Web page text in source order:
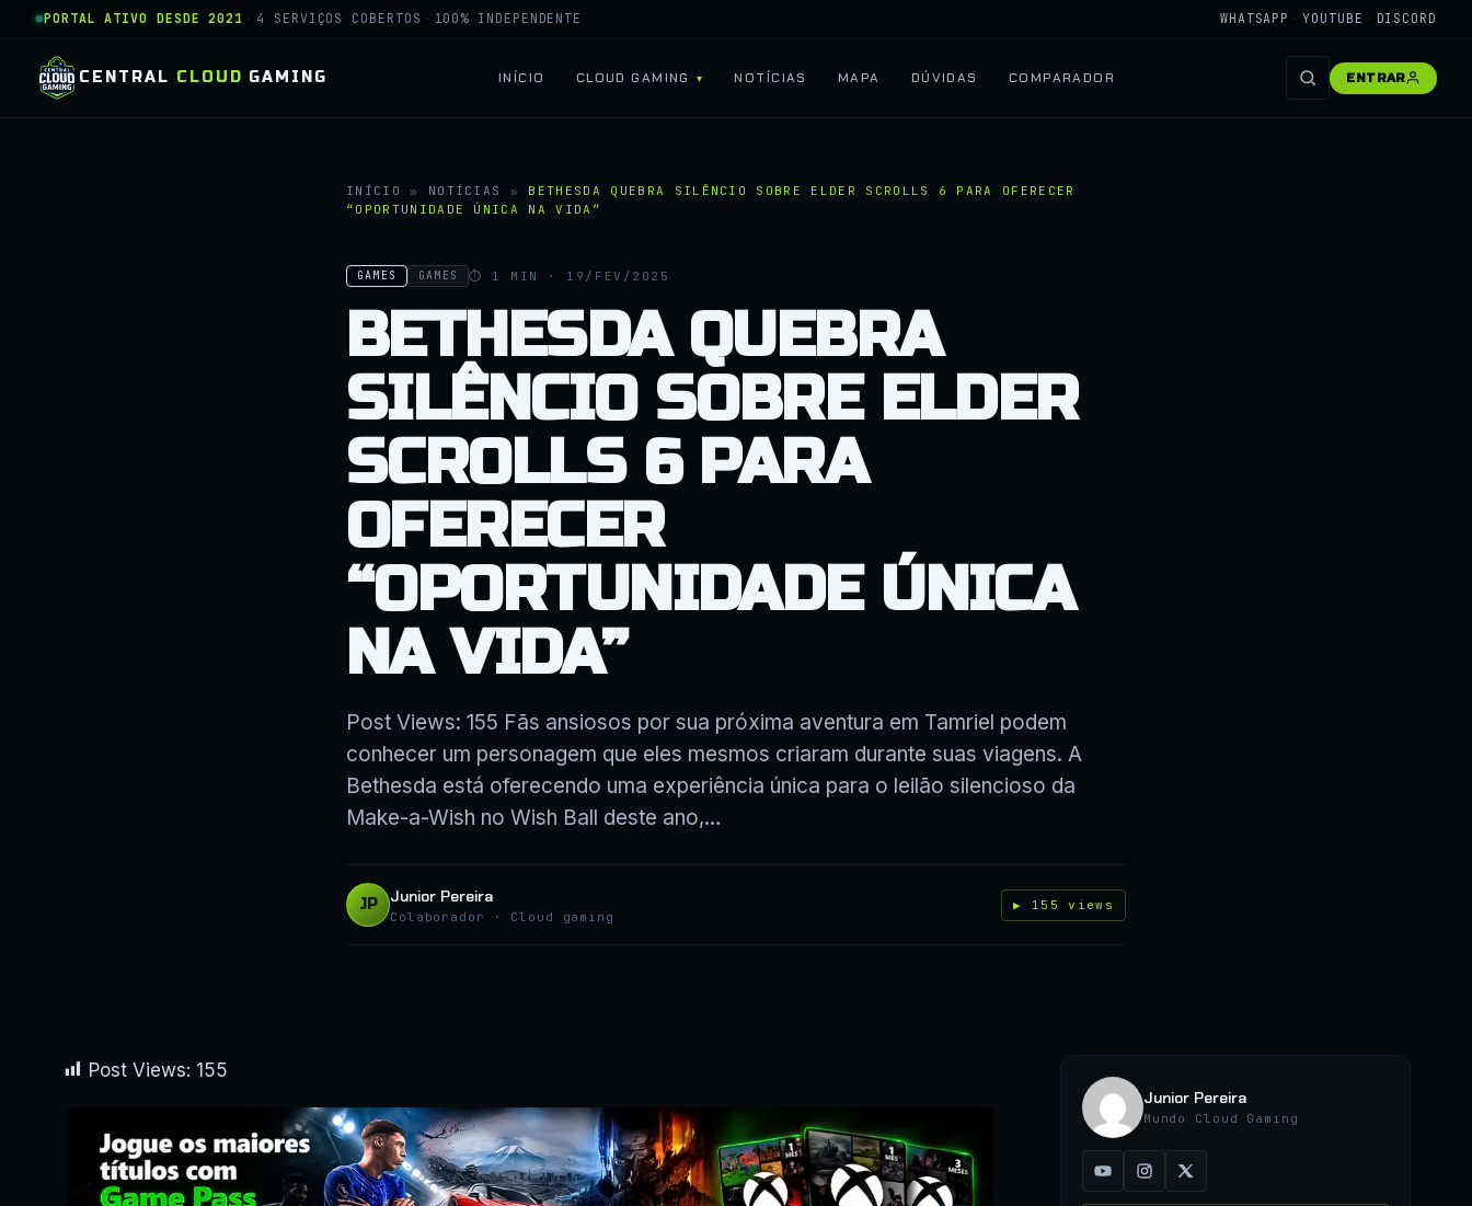
PORTAL ATIVO DESDE 2021 · 4 SERVIÇOS COBERTOS · 100% INDEPENDENTE WHATSAPP · YOUTUBE · DISCORD
CENTRAL CLOUD GAMING INÍCIO CLOUD GAMING NOTÍCIAS MAPA DÚVIDAS COMPARADOR ENTRAR
INÍCIO » NOTÍCIAS » BETHESDA QUEBRA SILÊNCIO SOBRE ELDER SCROLLS 6 PARA OFERECER
“OPORTUNIDADE ÚNICA NA VIDA”
GAMES GAMES ⏱ 1 MIN · 19/FEV/2025
BETHESDA QUEBRA
SILÊNCIO SOBRE ELDER
SCROLLS 6 PARA
OFERECER
“OPORTUNIDADE ÚNICA
NA VIDA”
Post Views: 155 Fãs ansiosos por sua próxima aventura em Tamriel podem
conhecer um personagem que eles mesmos criaram durante suas viagens. A
Bethesda está oferecendo uma experiência única para o leilão silencioso da
Make-a-Wish no Wish Ball deste ano,…
JP Junior Pereira
Colaborador · Cloud gaming
▶ 155 views
Post Views: 155
Junior Pereira
Mundo Cloud Gaming